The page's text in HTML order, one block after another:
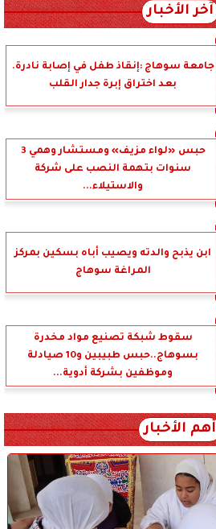
آخر الأخبار
جامعة سوهاج :إنقاذ طفل في إصابة نادرة.
بعد اختراق إبرة جدار القلب
حبس «لواء مزيف» ومستشار وهمي 3
سنوات بتهمة النصب على شركة
والاستيلاء...
ابن يذبح والدته ويصيب أباه بسكين بمركز
المراغة سوهاج
سقوط شبكة تصنيع مواد مخدرة
بسوهاج..حبس طبيبين و10 صيادلة
وموظفين بشركة أدوية...
أهم الأخبار